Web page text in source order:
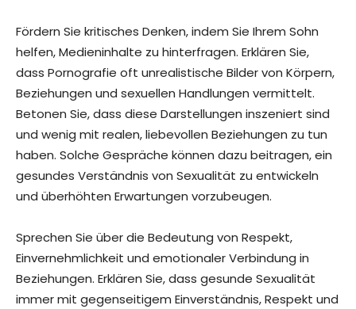
Fördern Sie kritisches Denken, indem Sie Ihrem Sohn
helfen, Medieninhalte zu hinterfragen. Erklären Sie,
dass Pornografie oft unrealistische Bilder von Körpern,
Beziehungen und sexuellen Handlungen vermittelt.
Betonen Sie, dass diese Darstellungen inszeniert sind
und wenig mit realen, liebevollen Beziehungen zu tun
haben. Solche Gespräche können dazu beitragen, ein
gesundes Verständnis von Sexualität zu entwickeln
und überhöhten Erwartungen vorzubeugen.
Sprechen Sie über die Bedeutung von Respekt,
Einvernehmlichkeit und emotionaler Verbindung in
Beziehungen. Erklären Sie, dass gesunde Sexualität
immer mit gegenseitigem Einverständnis, Respekt und